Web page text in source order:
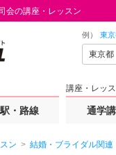
会の講座・レッスン
例） 東
駅・路線
講座・レッ
通学
ン 結婚・ブライダル関連